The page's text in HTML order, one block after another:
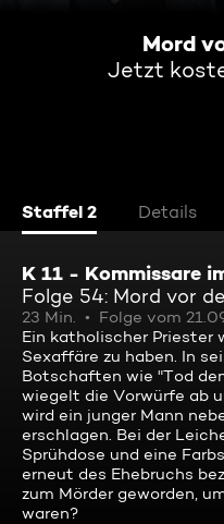
Mord
Jetzt
Staffel 2 Details
K 11 - Kommissare
Folge 54: Mord vor
23 Min. Folge vom
Ein katholischer Priester
Sexaffäre zu haben. In
Botschaften wie "Tod
wiegelt die Vorwürfe ab
wird ein junger Mann
erschlagen. Bei der
Sprühdose und eine
erneut des Ehebruchs
zum Mörder geworden,
waren?